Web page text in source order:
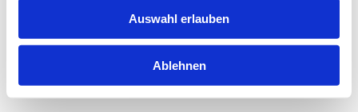
Auswahl erlauben
Ablehnen